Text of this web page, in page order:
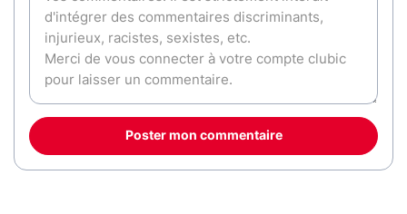
Poster mon commentaire